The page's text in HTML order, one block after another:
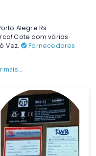
Alegre Rs
Cote com várias
Vez.
Fornecedores
mais...